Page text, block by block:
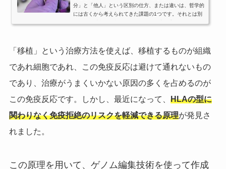
分」と「他人」という区別の仕方、または違いは、哲学的
には古くから考えられてきた課題の1つです。それとは別
ます。人間は1つの受精卵から発生した個体であり、そこ
から発生した細胞を全て自己として認識します。一方で、
他の受精卵から発生した個体の細...
「移植」という治療方法を使えば、移植するものが組織
であれ細胞であれ、この免疫反応は避けて通れないもの
であり、治療がうまくいかない原因の多くを占めるのが
この免疫反応です。しかし、最近になって、 HLAの型に
関わりなく免疫拒絶のリスクを軽減できる原理が発見さ
れました。
この原理を用いて、ゲノム編集技術を使って作成